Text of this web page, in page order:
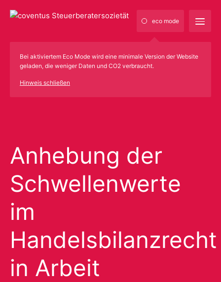
eco mode
Bei aktiviertem Eco Mode wird eine minimale Version der Website
geladen, die weniger Daten und CO2 verbraucht.
Hinweis schließen
Anhebung der
Schwellenwerte
im
Handelsbilanzrecht
in Arbeit